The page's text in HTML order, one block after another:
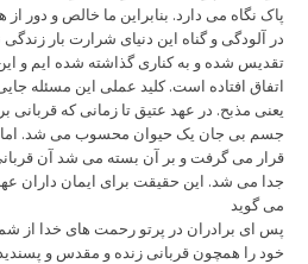
پاک نگاه می دارد. بنابراین ما خالص و دور از
در آلودگی و گناه این دنیای شرارت بار
تقدیس شده و به کناری گذاشته شده ایم و
اتفاق افتاده است. کلید عملی این مسئله
یعنی مذبح. در عهد عتیق تا زمانی که قربانی
جسم بی جان یک حیوان محسوب می شد. اما
قرار می گرفت و بر آن بسته می شد آن
جدا می شد. این حقیقت برای ایمان داران
می گوید
خود را همچون قربانی زنده و مقدس و